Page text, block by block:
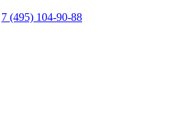
7 (495) 104-90-88